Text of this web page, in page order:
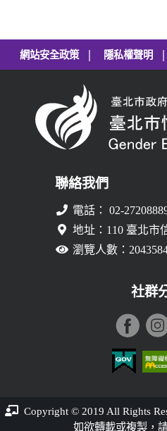
網站安全政策 | 隱私權聲明 |
聯絡我們
電話： 02-
地址：110 臺北市
瀏覽人數：
社群
臺北市性別平等教育網登入平台
Copyright © 2019 All Rights
如欲轉載或複製，